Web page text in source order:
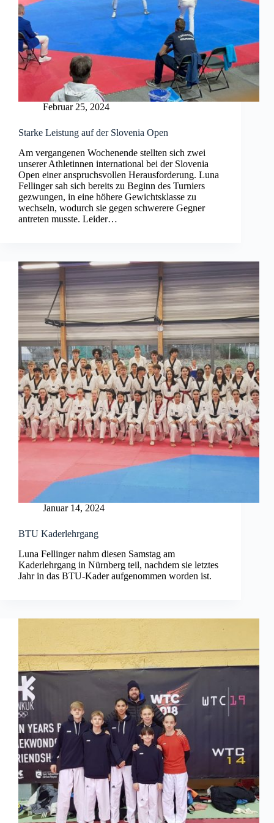
Februar 25, 2024
Starke Leistung auf der Slovenia Open
Am vergangenen Wochenende stellten sich zwei
unserer Athletinnen international bei der Slovenia
Open einer anspruchsvollen Herausforderung. Luna
Fellinger sah sich bereits zu Beginn des Turniers
gezwungen, in eine höhere Gewichtsklasse zu
wechseln, wodurch sie gegen schwerere Gegner
antreten musste. Leider…
Januar 14, 2024
BTU Kaderlehrgang
Luna Fellinger nahm diesen Samstag am
Kaderlehrgang in Nürnberg teil, nachdem sie letztes
Jahr in das BTU-Kader aufgenommen worden ist.